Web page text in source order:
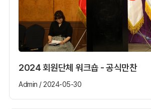
2024 회원단체 워크숍 - 공식만찬
Admin / 2024-05-30